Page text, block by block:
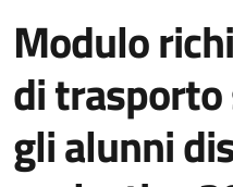
Modulo
di
gli alunni